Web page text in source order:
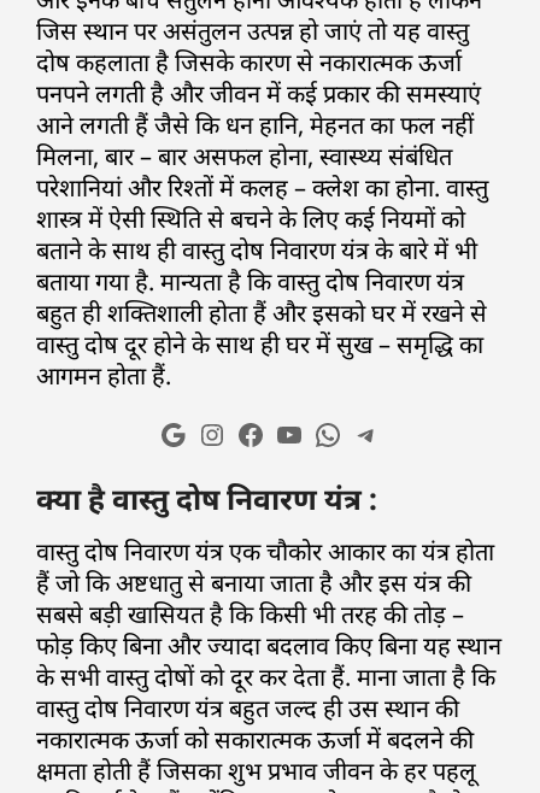
जिस स्थान पर असंतुलन उत्पन्न हो जाएं तो यह वास्तु
दोष कहलाता है जिसके कारण से नकारात्मक ऊर्जा
पनपने लगती है और जीवन में कई प्रकार की समस्याएं
आने लगती हैं जैसे कि धन हानि, मेहनत का फल नहीं
मिलना, बार – बार असफल होना, स्वास्थ्य संबंधित
परेशानियां और रिश्तों में कलह – क्लेश का होना. वास्तु
शास्त्र में ऐसी स्थिति से बचने के लिए कई नियमों को
बताने के साथ ही वास्तु दोष निवारण यंत्र के बारे में भी
बताया गया है. मान्यता है कि वास्तु दोष निवारण यंत्र
बहुत ही शक्तिशाली होता हैं और इसको घर में रखने से
वास्तु दोष दूर होने के साथ ही घर में सुख – समृद्धि का
आगमन होता हैं.
क्या है वास्तु दोष निवारण यंत्र :
वास्तु दोष निवारण यंत्र एक चौकोर आकार का यंत्र होता
हैं जो कि अष्टधातु से बनाया जाता है और इस यंत्र की
सबसे बड़ी खासियत है कि किसी भी तरह की तोड़ –
फोड़ किए बिना और ज्यादा बदलाव किए बिना यह स्थान
के सभी वास्तु दोषों को दूर कर देता हैं. माना जाता है कि
वास्तु दोष निवारण यंत्र बहुत जल्द ही उस स्थान की
नकारात्मक ऊर्जा को सकारात्मक ऊर्जा में बदलने की
क्षमता होती हैं जिसका शुभ प्रभाव जीवन के हर पहलू